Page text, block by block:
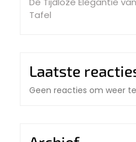
Tafel
Laatste
Geen reacties om weer